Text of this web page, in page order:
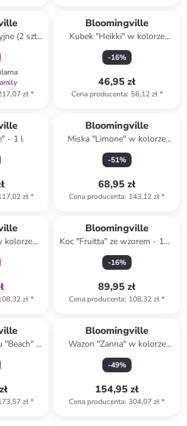
(2 szt.)
szaro-
cm
zł*
Bloomingville
Kubek "Heikki" w kolorze
kremowo-oliwkowym - 240
ml
-16%
46,95 zł
Cena producenta: 56,12 zł*
- 1 l
zł*
Bloomingville
Miska "Limone" w kolorze
żółtym do serwowania - 26 x
18 cm
-51%
68,95 zł
Cena producenta: 143,12 zł*
kolorze
- 160 x
zł*
Bloomingville
Koc "Fruitta" ze wzorem - 160
x 130 cm
-16%
89,95 zł
Cena producenta: 108,32 zł*
"Beach" -
zł*
Bloomingville
Wazon "Zanna" w kolorze
niebieskim - wys. 26 x Ø 17,5
cm
-49%
154,95 zł
Cena producenta: 304,07 zł*